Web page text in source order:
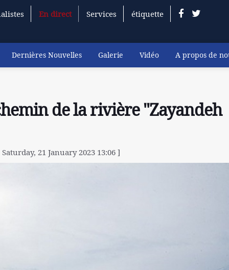
En direct Services étiquette
Dernières Nouvelles Galerie Vidéo A propos de
de la rivière "Zayandeh
21 January 2023 13:06 ]